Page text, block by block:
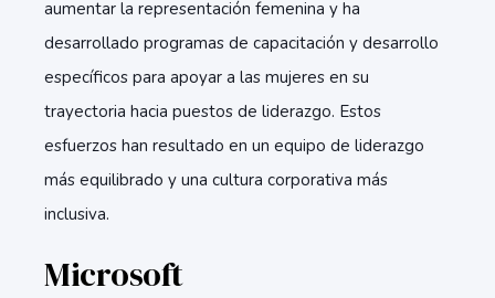
aumentar la representación femenina y ha
desarrollado programas de capacitación y desarrollo
específicos para apoyar a las mujeres en su
trayectoria hacia puestos de liderazgo. Estos
esfuerzos han resultado en un equipo de liderazgo
más equilibrado y una cultura corporativa más
inclusiva.
Microsoft